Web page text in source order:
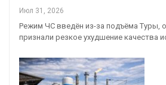
Июл 31, 2026
Режим ЧС введён из-за подъёма Туры,
признали резкое ухудшение качества